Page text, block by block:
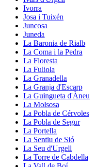
Ivorra
Josa i Tuixén
Juncosa
Juneda
La Baronia de Rialb
La Coma i la Pedra
La Floresta
La Fuliola
La Granadella
La Granja d'Escarp
La Guingueta d'Àneu
La Molsosa
La Pobla de Cérvoles
La Pobla de Segur
La Portella
La Sentiu de Sió
La Seu d'Urgell
La Torre de Cabdella